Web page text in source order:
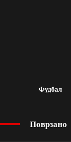
Фудбал
Поврзано